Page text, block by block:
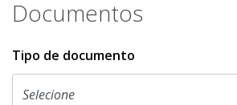
Documentos
Tipo de documento